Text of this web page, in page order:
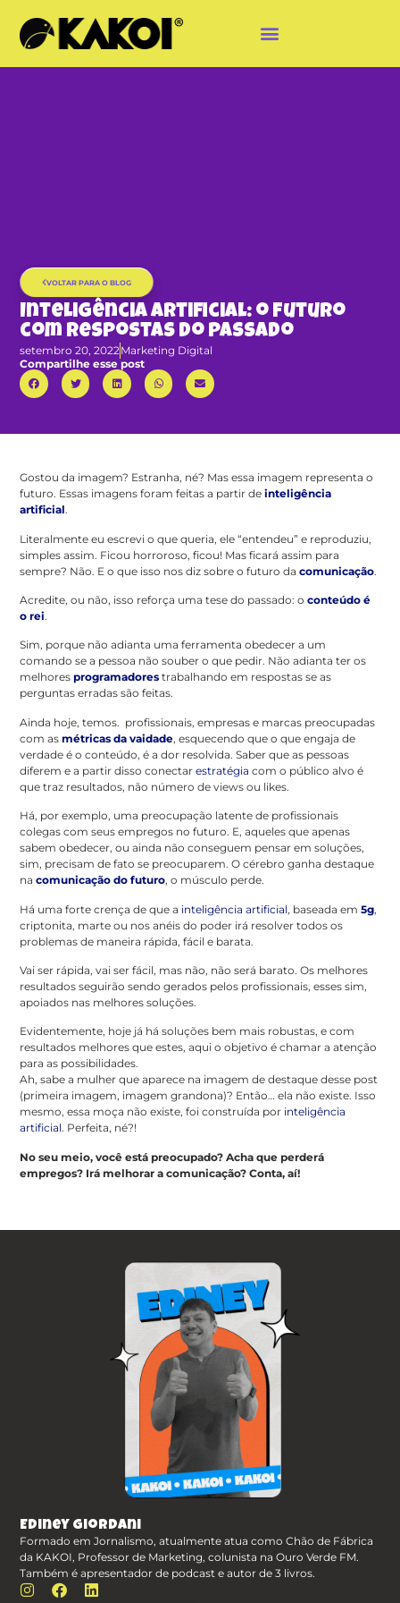
VOLTAR PARA O BLOG
Inteligência Artificial: o futuro
com respostas do passado
setembro 20, 2022Marketing Digital
Compartilhe esse post
Gostou da imagem? Estranha, né? Mas essa imagem representa o
futuro. Essas imagens foram feitas a partir deinteligência
artificial.
Literalmente eu escrevi o que queria, ele “entendeu” e reproduziu,
simples assim. Ficou horroroso, ficou! Mas ficará assim para
sempre? Não. E o que isso nos diz sobre o futuro dacomunicação.
Acredite, ou não, isso reforça uma tese do passado: oconteúdo é
o rei.
Sim, porque não adianta uma ferramenta obedecer a um
comando se a pessoa não souber o que pedir. Não adianta ter os
melhoresprogramadores trabalhando em respostas se as
perguntas erradas são feitas.
Ainda hoje, temos. profissionais, empresas e marcas preocupadas
com asmétricas da vaidade, esquecendo que o que engaja de
verdade é o conteúdo, é a dor resolvida. Saber que as pessoas
diferem e a partir disso conectarestratégia com o público alvo é
que traz resultados, não número de views ou likes.
Há, por exemplo, uma preocupação latente de profissionais
colegas com seus empregos no futuro. E, aqueles que apenas
sabem obedecer, ou ainda não conseguem pensar em soluções,
sim, precisam de fato se preocuparem. O cérebro ganha destaque
nacomunicação do futuro, o músculo perde.
Há uma forte crença de que a inteligência artificial, baseada em5g,
criptonita, marte ou nos anéis do poder irá resolver todos os
problemas de maneira rápida, fácil e barata.
Vai ser rápida, vai ser fácil, mas não, não será barato. Os melhores
resultados seguirão sendo gerados pelos profissionais, esses sim,
apoiados nas melhores soluções.
Evidentemente, hoje já há soluções bem mais robustas, e com
resultados melhores que estes, aqui o objetivo é chamar a atenção
para as possibilidades.
Ah, sabe a mulher que aparece na imagem de destaque desse post
(primeira imagem, imagem grandona)? Então… ela não existe. Isso
mesmo, essa moça não existe, foi construída por inteligência
artificial. Perfeita, né?!
No seu meio, você está preocupado? Acha que perderá
empregos? Irá melhorar a comunicação? Conta, aí!
Ediney Giordani
Formado em Jornalismo, atualmente atua como Chão de Fábrica
da KAKOI, Professor de Marketing, colunista na Ouro Verde FM.
Também é apresentador de podcast e autor de 3 livros.